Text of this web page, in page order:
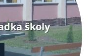
školy